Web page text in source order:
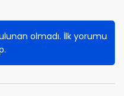
olmadı. İlk yorumu